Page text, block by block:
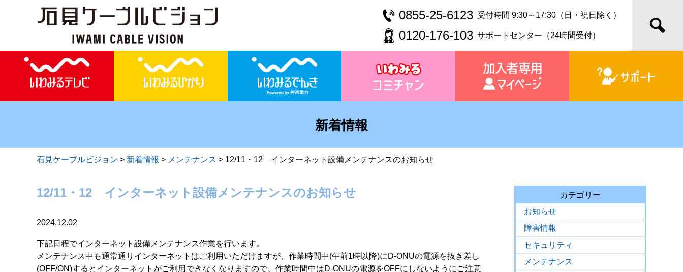
0855-25-6123 受付時間 9:30～17:30（日・祝日除く）
0120-176-103 サポートセンター（24時間受付）
新着情報
石見ケーブルビジョン > 新着情報 > メンテナンス > 12/11・12 インターネット設備メンテナンスのお知らせ
12/11・12 インターネット設備メンテナンスのお知らせ
2024.12.02
下記日程でインターネット設備メンテナンス作業を行います。
メンテナンス中も通常通りインターネットはご利用いただけますが、作業時間中(午前1時以降)にD-ONUの電源を抜き差し
(OFF/ON)するとインターネットがご利用できなくなりますので、作業時間中はD-ONUの電源をOFFにしないようにご注意
カテゴリー
お知らせ
障害情報
セキュリティ
メンテナンス